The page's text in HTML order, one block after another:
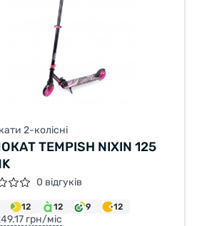
2-колісні
TEMPISH NIXIN 125
0 відгуків
12 12 9 12
грн/міс